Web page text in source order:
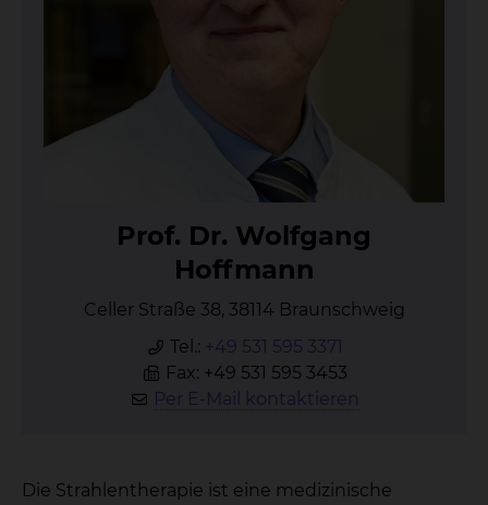
Prof. Dr. Wolf­gang
Hoff­mann
Celler Straße 38, 38114 Braunschweig
Tel.: +49 531 595 3371
Fax: +49 531 595 3453
Per E-Mail kontaktieren
Die Strahlentherapie ist eine medizinische